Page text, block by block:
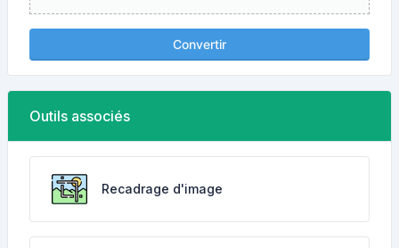
Convertir
Outils associés
Recadrage d'image